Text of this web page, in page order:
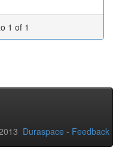
1 of 1
Duraspace - Feedback